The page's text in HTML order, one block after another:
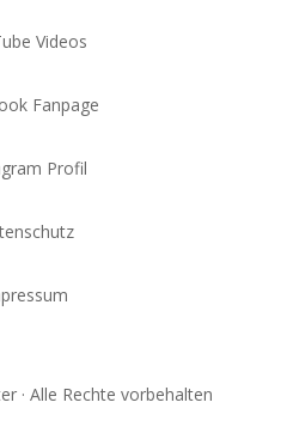
Videos
Fanpage
Profil
· Alle Rechte vorbehalten